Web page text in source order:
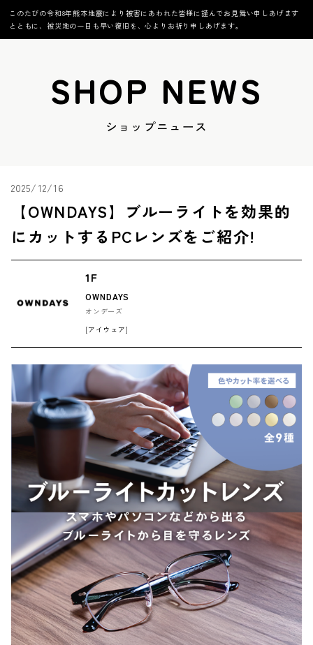
このたびの令和8年熊本地震により被害にあわれた皆様に謹んでお見舞い申しあげます
とともに、被災地の一日も早い復旧を、心よりお祈り申しあげます。
SHOP NEWS
ショップニュース
2025/12/16
【OWNDAYS】ブルーライトを効果的
にカットするPCレンズをご紹介!
1F
OWNDAYS
オンデーズ
[アイウェア]